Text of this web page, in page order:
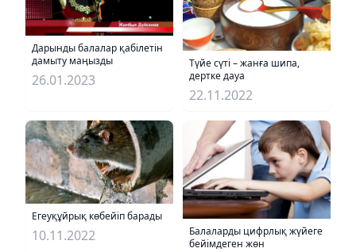
Дарынды балалар қабілетін
дамыту маңызды
26.01.2023
Түйе сүті – жанға шипа,
дертке дауа
22.11.2022
Егеуқұйрық көбейіп барады
10.11.2022
Балаларды цифрлық жүйеге
бейімдеген жөн